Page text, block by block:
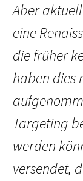
Aber
eine
die früher
haben dies
Targeting
werden
versendet,